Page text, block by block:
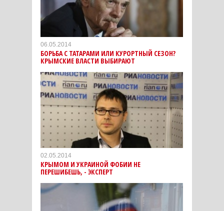
06.05.2014
БОРЬБА С ТАТАРАМИ ИЛИ КУРОРТНЫЙ СЕЗОН?
КРЫМСКИЕ ВЛАСТИ ВЫБИРАЮТ
02.05.2014
КРЫМОМ И УКРАИНОЙ ФОБИИ НЕ
ПЕРЕШИБЕШЬ, - ЭКСПЕРТ